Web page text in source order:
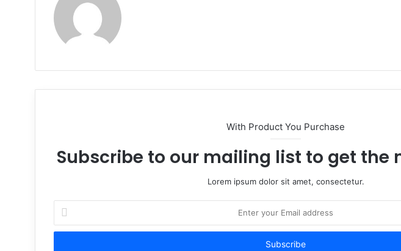
With Product You Purchase
Subscribe to our mailing list to get the
Lorem ipsum dolor sit amet, consectetur.
your
Email